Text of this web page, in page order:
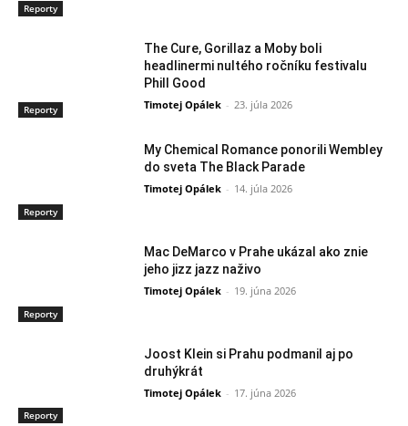
Reporty
Reporty
The Cure, Gorillaz a Moby boli
headlinermi nultého ročníku festivalu
Phill Good
Timotej Opálek - 23. júla 2026
Reporty
My Chemical Romance ponorili Wembley
do sveta The Black Parade
Timotej Opálek - 14. júla 2026
Reporty
Mac DeMarco v Prahe ukázal ako znie
jeho jizz jazz naživo
Timotej Opálek - 19. júna 2026
Reporty
Joost Klein si Prahu podmanil aj po
druhýkrát
Timotej Opálek - 17. júna 2026